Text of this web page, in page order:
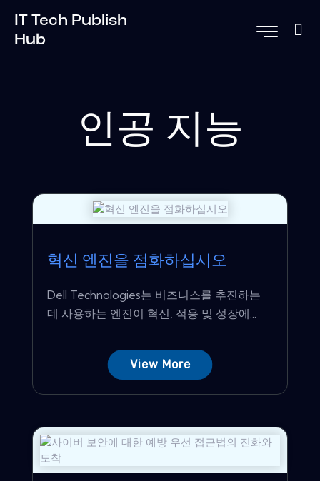
IT Tech Publish
Hub
인공 지능
혁신 엔진을 점화하십시오
Dell Technologies는 비즈니스를 추진하는
데 사용하는 엔진이 혁신, 적응 및 성장에...
View More